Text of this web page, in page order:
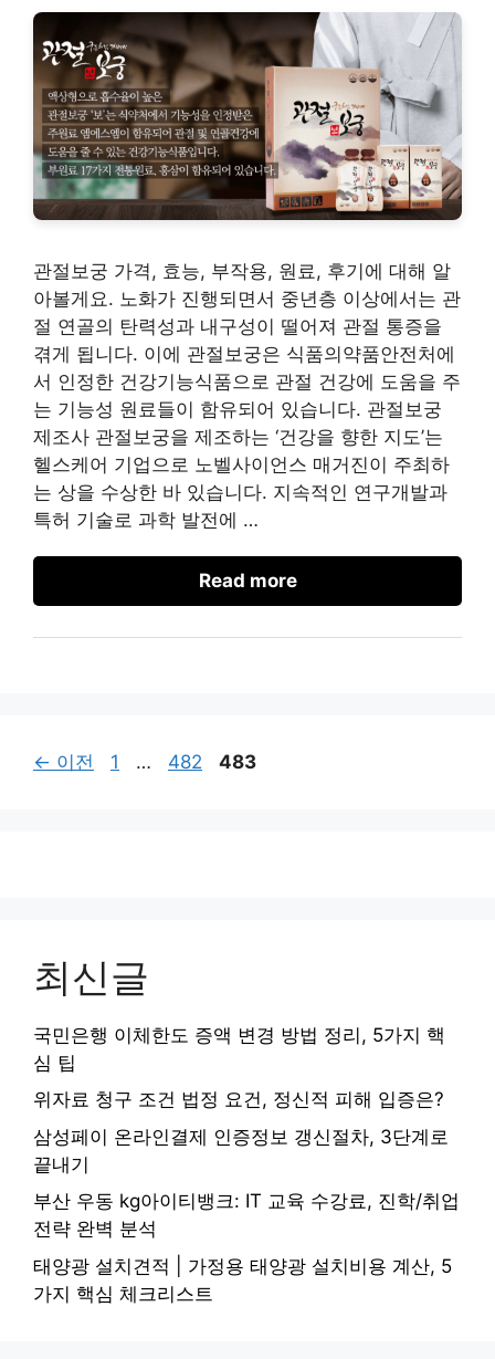
관절보궁 가격, 효능, 부작용, 원료, 후기에 대해 알
아볼게요. 노화가 진행되면서 중년층 이상에서는 관
절 연골의 탄력성과 내구성이 떨어져 관절 통증을
겪게 됩니다. 이에 관절보궁은 식품의약품안전처에
서 인정한 건강기능식품으로 관절 건강에 도움을 주
는 기능성 원료들이 함유되어 있습니다. 관절보궁
제조사 관절보궁을 제조하는 ‘건강을 향한 지도’는
헬스케어 기업으로 노벨사이언스 매거진이 주최하
는 상을 수상한 바 있습니다. 지속적인 연구개발과
특허 기술로 과학 발전에 …
Read more
← 이전
페
1 …
페
482
페
483
최신글
국민은행 이체한도 증액 변경 방법 정리, 5가지 핵
심 팁
위자료 청구 조건 법정 요건, 정신적 피해 입증은?
삼성페이 온라인결제 인증정보 갱신절차, 3단계로
끝내기
부산 우동 kg아이티뱅크: IT 교육 수강료, 진학/취업
전략 완벽 분석
태양광 설치견적 | 가정용 태양광 설치비용 계산, 5
가지 핵심 체크리스트